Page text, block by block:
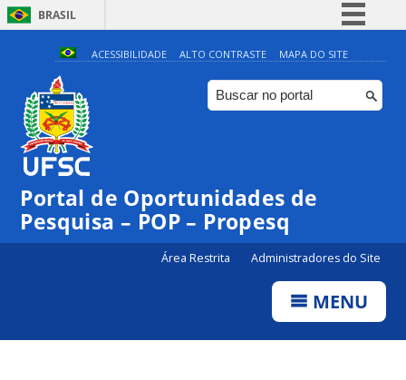
BRASIL
Simplifique!
Comunica BR
Participe
Canais
ACESSIBILIDADE ALTO CONTRASTE MAPA DO SITE
Portal de Oportunidades de
Pesquisa – POP – Propesq
Área Restrita Administradores do Site
MENU